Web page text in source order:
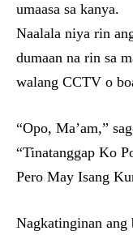
umaasa sa kanya.
Naalala niya rin
dumaan na rin sa
walang CCTV o
“Opo, Ma’am,”
“Tinatanggap Ko
Pero May Isang
Nagkatinginan ang